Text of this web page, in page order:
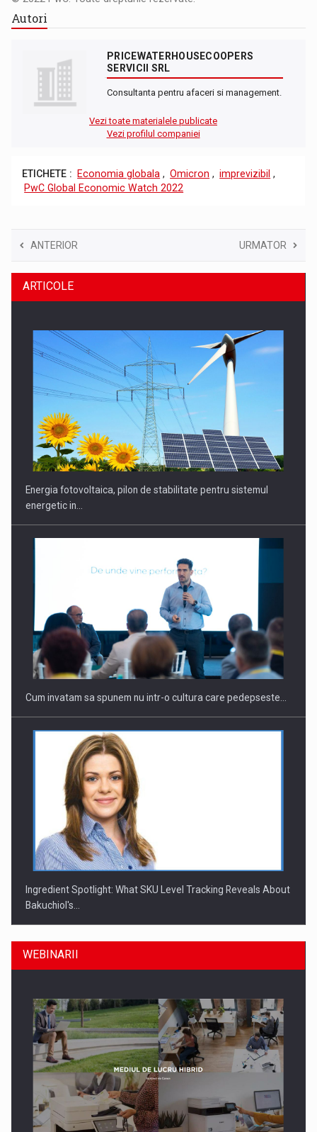
Autori
PRICEWATERHOUSECOOPERS
SERVICII SRL
Consultanta pentru afaceri si management.
Vezi toate materialele publicate
Vezi profilul companiei
ETICHETE : Economia globala , Omicron , imprevizibil ,
PwC Global Economic Watch 2022
ANTERIOR URMATOR
ARTICOLE
Energia fotovoltaica, pilon de stabilitate pentru sistemul
energetic in…
Cum invatam sa spunem nu intr-o cultura care pedepseste…
Ingredient Spotlight: What SKU Level Tracking Reveals About
Bakuchiol's…
Producatorii si comerciantii care nu se supun noilor
reglementari…
WEBINARII